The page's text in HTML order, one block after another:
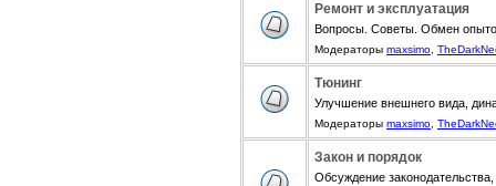
Ремонт и эксплуатация
Вопросы. Советы. Обмен
Модераторы maxsimo
Тюнинг
Улучшение внешнего вида,
Модераторы maxsimo
Закон и порядок
Обсуждение